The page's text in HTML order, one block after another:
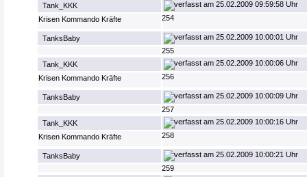
Tank_KKK
25.02.2009 09:59:58 Uhr
Krisen Kommando Kräfte
254
TanksBaby
25.02.2009 10:00:01 Uhr
255
Tank_KKK
25.02.2009 10:00:06 Uhr
Krisen Kommando Kräfte
256
TanksBaby
25.02.2009 10:00:09 Uhr
257
Tank_KKK
25.02.2009 10:00:16 Uhr
Krisen Kommando Kräfte
258
TanksBaby
25.02.2009 10:00:21 Uhr
259